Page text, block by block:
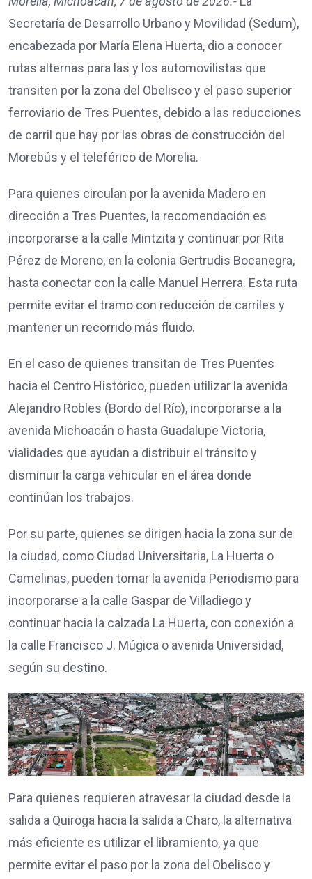
Secretaría de Desarrollo Urbano y Movilidad (Sedum),
encabezada por María Elena Huerta, dio a conocer
rutas alternas para las y los automovilistas que
transiten por la zona del Obelisco y el paso superior
ferroviario de Tres Puentes, debido a las reducciones
de carril que hay por las obras de construcción del
Morebús y el teleférico de Morelia.
Para quienes circulan por la avenida Madero en
dirección a Tres Puentes, la recomendación es
incorporarse a la calle Mintzita y continuar por Rita
Pérez de Moreno, en la colonia Gertrudis Bocanegra,
hasta conectar con la calle Manuel Herrera. Esta ruta
permite evitar el tramo con reducción de carriles y
mantener un recorrido más fluido.
En el caso de quienes transitan de Tres Puentes
hacia el Centro Histórico, pueden utilizar la avenida
Alejandro Robles (Bordo del Río), incorporarse a la
avenida Michoacán o hasta Guadalupe Victoria,
vialidades que ayudan a distribuir el tránsito y
disminuir la carga vehicular en el área donde
continúan los trabajos.
Por su parte, quienes se dirigen hacia la zona sur de
la ciudad, como Ciudad Universitaria, La Huerta o
Camelinas, pueden tomar la avenida Periodismo para
incorporarse a la calle Gaspar de Villadiego y
continuar hacia la calzada La Huerta, con conexión a
la calle Francisco J. Múgica o avenida Universidad,
según su destino.
Para quienes requieren atravesar la ciudad desde la
salida a Quiroga hacia la salida a Charo, la alternativa
más eficiente es utilizar el libramiento, ya que
permite evitar el paso por la zona del Obelisco y